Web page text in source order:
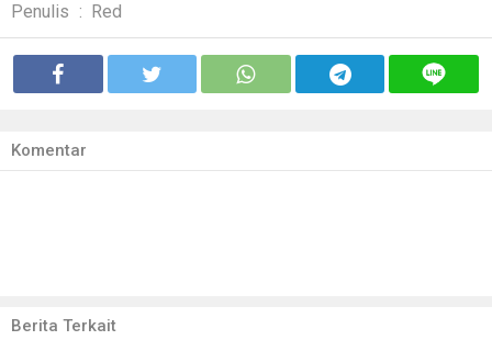
Penulis : Red
Komentar
Berita Terkait